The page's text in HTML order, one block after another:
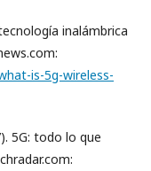
inalámbrica
is-5g-wireless-
5G: todo lo que